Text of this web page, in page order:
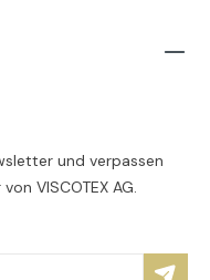
und verpassen
VISCOTEX AG.